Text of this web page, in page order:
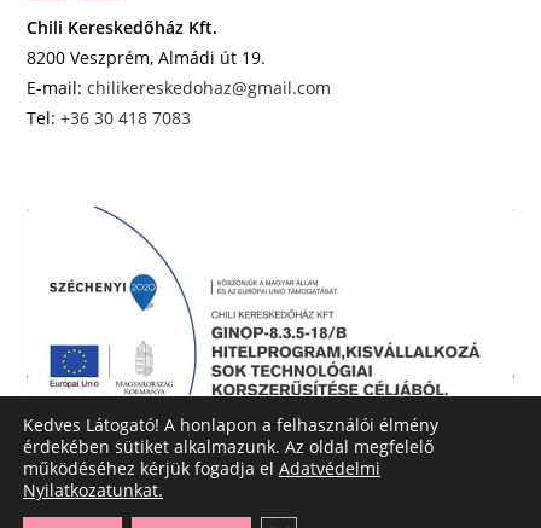
Chili Kereskedőház Kft.
8200 Veszprém, Almádi út 19.
E-mail:chilikereskedohaz@gmail.com
Tel:+36 30 418 7083
Kedves Látogató! A honlapon a felhasználói élmény
érdekében sütiket alkalmazunk. Az oldal megfelelő
működéséhez kérjük fogadja el Adatvédelmi
Nyilatkozatunkat.